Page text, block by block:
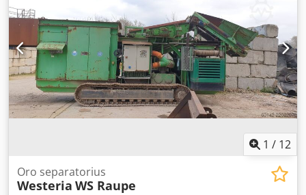
1 / 12
Oro separatorius
Westeria WS Raupe